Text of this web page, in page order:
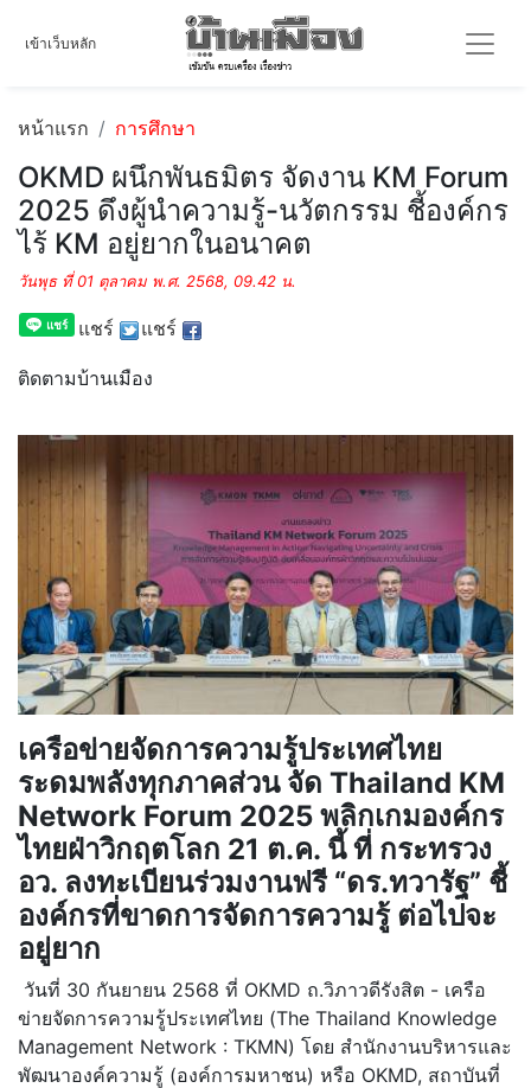
เข้าเว็บหลัก
หน้าแรก การศึกษา
OKMD ผนึกพันธมิตร จัดงาน KM Forum
2025 ดึงผู้นำความรู้-นวัตกรรม ชี้องค์กร
ไร้ KM อยู่ยากในอนาคต
วันพุธ ที่ 01 ตุลาคม พ.ศ. 2568, 09.42 น.
แชร์ แชร์
ติดตามบ้านเมือง
เครือข่ายจัดการความรู้ประเทศไทย
ระดมพลังทุกภาคส่วน จัด Thailand KM
Network Forum 2025 พลิกเกมองค์กร
ไทยฝ่าวิกฤตโลก 21 ต.ค. นี้ ที่ กระทรวง
อว. ลงทะเบียนร่วมงานฟรี “ดร.ทวารัฐ” ชี้
องค์กรที่ขาดการจัดการความรู้ ต่อไปจะ
อยู่ยาก
วันที่ 30 กันยายน 2568 ที่ OKMD ถ.วิภาวดีรังสิต - เครือ
ข่ายจัดการความรู้ประเทศไทย (The Thailand Knowledge
Management Network : TKMN) โดย สำนักงานบริหารและ
พัฒนาองค์ความรู้ (องค์การมหาชน) หรือ OKMD, สถาบันที่